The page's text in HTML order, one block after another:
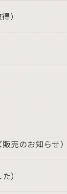
）
売のお知らせ）
）